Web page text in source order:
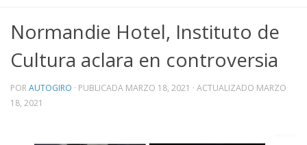
Normandie Hotel, Instituto de
Cultura aclara en controversia
PORAUTOGIRO · PUBLICADA MARZO 18, 2021 · ACTUALIZADO MARZO
18, 2021